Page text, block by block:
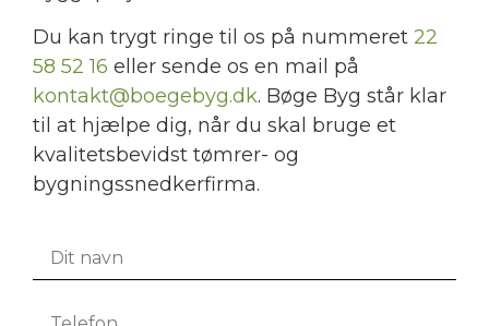
​Du kan trygt ringe til os på nummeret 22
58 52 16 eller sende os en mail på
kontakt@boegebyg.dk. Bøge Byg står klar
til at hjælpe dig, når du skal bruge et
kvalitetsbevidst tømrer- og
bygningssnedkerfirma.